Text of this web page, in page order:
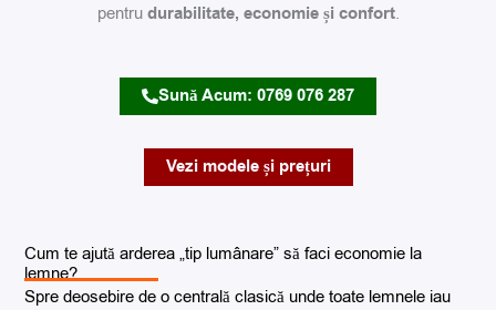
pentru durabilitate, economie și confort.
Sună Acum: 0769 076 287
Vezi modele și prețuri
Cum te ajută arderea „tip lumânare” să faci economie la
lemne?
Spre deosebire de o centrală clasică unde toate lemnele iau